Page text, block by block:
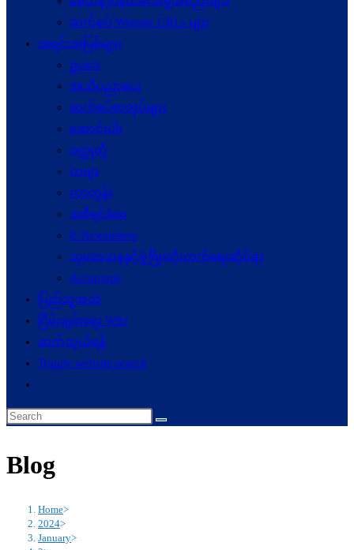
ဆက်စပ် Website URLs များ
အရင်းအမြစ်များ
ဥပဒေ
အသိပညာပေး
ဆက်စပ်စာအုပ်များ
ဆောင်းပါး
ဝတ္ထုတို
ကဗျာ
ကာတွန်း
အစီရင်ခံစာ
E-Newsletters
သုတေသနနှင့်ဖွံ့ဖြိုးတိုးတက်ရေးဆိုင်ရာ
Acronyms
ပြည်သူ့အသံ
ငြိမ်းချမ်းရေး Wiki
ဆက်သွယ်ရန်
Toggle website search
Blog
Home>
2024>
January>